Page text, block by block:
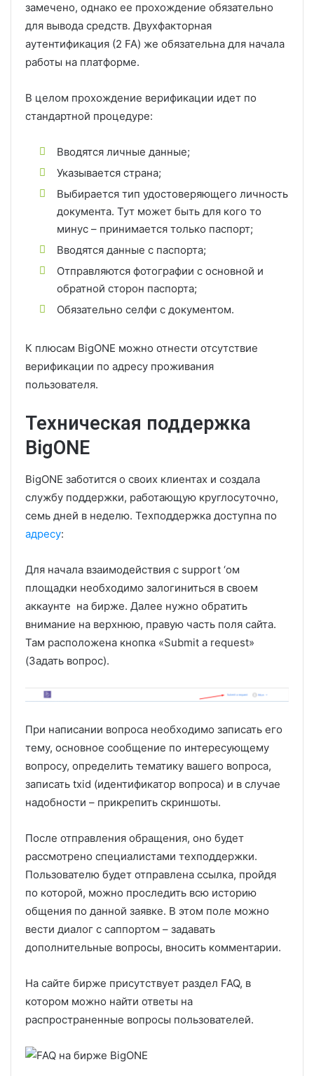
замечено, однако ее прохождение обязательно
для вывода средств. Двухфакторная
аутентификация (2 FA) же обязательна для начала
работы на платформе.
В целом прохождение верификации идет по
стандартной процедуре:
Вводятся личные данные;
Указывается страна;
Выбирается тип удостоверяющего личность
документа. Тут может быть для кого то
минус – принимается только паспорт;
Вводятся данные с паспорта;
Отправляются фотографии с основной и
обратной сторон паспорта;
Обязательно селфи с документом.
К плюсам BigONE можно отнести отсутствие
верификации по адресу проживания
пользователя.
Техническая поддержка
BigONE
BigONE заботится о своих клиентах и создала
службу поддержки, работающую круглосуточно,
семь дней в неделю. Техподдержка доступна по
адресу:
Для начала взаимодействия с support ‘ом
площадки необходимо залогиниться в своем
аккаунте на бирже. Далее нужно обратить
внимание на верхнюю, правую часть поля сайта.
Там расположена кнопка «Submit a request»
(Задать вопрос).
При написании вопроса необходимо записать его
тему, основное сообщение по интересующему
вопросу, определить тематику вашего вопроса,
записать txid (идентификатор вопроса) и в случае
надобности – прикрепить скриншоты.
После отправления обращения, оно будет
рассмотрено специалистами техподдержки.
Пользователю будет отправлена ссылка, пройдя
по которой, можно проследить всю историю
общения по данной заявке. В этом поле можно
вести диалог с саппортом – задавать
дополнительные вопросы, вносить комментарии.
На сайте бирже присутствует раздел FAQ, в
котором можно найти ответы на
распространенные вопросы пользователей.